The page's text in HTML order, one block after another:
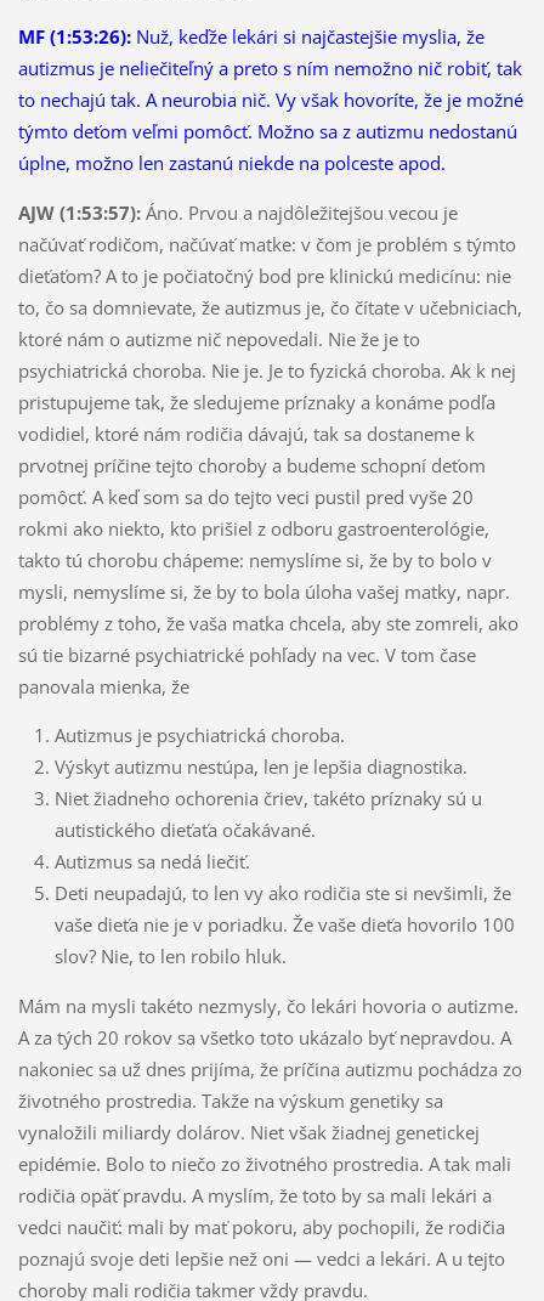
MF (1:53:26):Nuž, keďže lekári si najčastejšie myslia, že
autizmus je neliečiteľný a preto s ním nemožno nič robiť, tak
to nechajú tak. A neurobia nič. Vy však hovoríte, že je možné
týmto deťom veľmi pomôcť. Možno sa z autizmu nedostanú
úplne, možno len zastanú niekde na polceste apod.
AJW (1:53:57):Áno. Prvou a najdôležitejšou vecou je
načúvať rodičom, načúvať matke: v čom je problém s týmto
dieťaťom? A to je počiatočný bod pre klinickú medicínu: nie
to, čo sa domnievate, že autizmus je, čo čítate v učebniciach,
ktoré nám o autizme nič nepovedali. Nie že je to
psychiatrická choroba. Nie je. Je to fyzická choroba. Ak k nej
pristupujeme tak, že sledujeme príznaky a konáme podľa
vodidiel, ktoré nám rodičia dávajú, tak sa dostaneme k
prvotnej príčine tejto choroby a budeme schopní deťom
pomôcť. A keď som sa do tejto veci pustil pred vyše 20
rokmi ako niekto, kto prišiel z odboru gastroenterológie,
takto tú chorobu chápeme: nemyslíme si, že by to bolo v
mysli, nemyslíme si, že by to bola úloha vašej matky, napr.
problémy z toho, že vaša matka chcela, aby ste zomreli, ako
sú tie bizarné psychiatrické pohľady na vec. V tom čase
panovala mienka, že
Autizmus je psychiatrická choroba.
Výskyt autizmu nestúpa, len je lepšia diagnostika.
Niet žiadneho ochorenia čriev, takéto príznaky sú u
autistického dieťaťa očakávané.
Autizmus sa nedá liečiť.
Deti neupadajú, to len vy ako rodičia ste si nevšimli, že
vaše dieťa nie je v poriadku. Že vaše dieťa hovorilo 100
slov? Nie, to len robilo hluk.
Mám na mysli takéto nezmysly, čo lekári hovoria o autizme.
A za tých 20 rokov sa všetko toto ukázalo byť nepravdou. A
nakoniec sa už dnes prijíma, že príčina autizmu pochádza zo
životného prostredia. Takže na výskum genetiky sa
vynaložili miliardy dolárov. Niet však žiadnej genetickej
epidémie. Bolo to niečo zo životného prostredia. A tak mali
rodičia opäť pravdu. A myslím, že toto by sa mali lekári a
vedci naučiť: mali by mať pokoru, aby pochopili, že rodičia
poznajú svoje deti lepšie než oni — vedci a lekári. A u tejto
choroby mali rodičia takmer vždy pravdu.